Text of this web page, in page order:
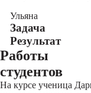
Ульяна
Задача
Результат
Работы
студентов
На курсе ученица